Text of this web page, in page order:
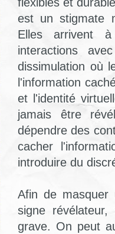
est un stigmate
Elles arrivent
interactions
dissimulation où
l'information
et l'identité
jamais être
dépendre des
cacher
introduire du
Afin de masquer
signe
grave. On peut